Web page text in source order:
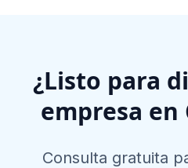
¿Listo para
empresa en
Consulta gratuita